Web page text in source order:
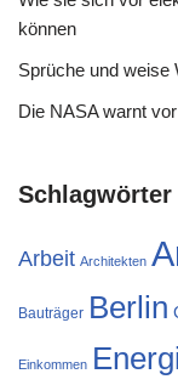
können
Sprüche und weise
Die NASA warnt
Schlagwörter
Arbeit Architekten
Bauträger Berlin
Einkommen